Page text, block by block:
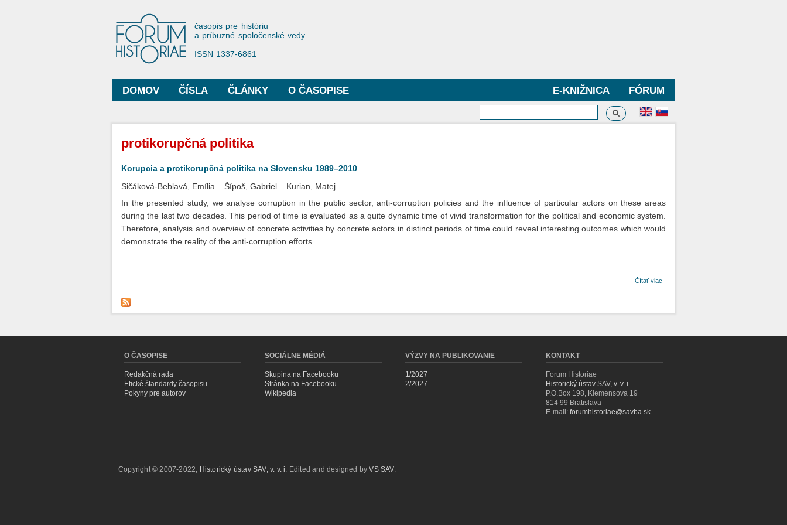
Forum Historiae
časopis pre históriu
a príbuzné spoločenské vedy
ISSN 1337-6861
Hlavné menu
DOMOV ČÍSLA ČLÁNKY FÓRUM
E-KNIŽNICA
O ČASOPISE
Vyhľadávanie
Vyhľadávanie
Nachádzate sa tu
protikorupčná politika
Korupcia a protikorupčná politika na Slovensku 1989–2010
Sičáková-Beblavá, Emília
Šípoš, Gabriel
Kurian, Matej
In the presented study, we analyse corruption in the public sector, anti-corruption policies and the influence of particular actors on these areas
during the last two decades. This period of time is evaluated as a quite dynamic time of vivid transformation for the political and economic system.
Therefore, analysis and overview of concrete activities by concrete actors in distinct periods of time could reveal interesting outcomes which would
demonstrate the reality of the anti-corruption efforts.
Čítať viac
O ČASOPISE
Redakčná rada
Etické štandardy časopisu
Pokyny pre autorov
SOCIÁLNE MÉDIÁ
Skupina na Facebooku
Stránka na Facebooku
Wikipedia
VÝZVY NA PUBLIKOVANIE
1/2027
2/2027
KONTAKT
Forum Historiae
Historický ústav SAV, v. v. i.
P.O.Box 198, Klemensova 19
814 99 Bratislava
E-mail: forumhistoriae@savba.sk
Copyright © 2007-2022, Historický ústav SAV, v. v. i. Edited and designed byVS SAV.